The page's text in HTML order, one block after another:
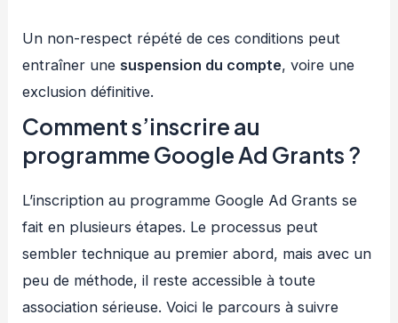
Un non-respect répété de ces conditions peut
entraîner une suspension du compte, voire une
exclusion définitive.
Comment s’inscrire au
programme Google Ad Grants ?
L’inscription au programme Google Ad Grants se
fait en plusieurs étapes. Le processus peut
sembler technique au premier abord, mais avec un
peu de méthode, il reste accessible à toute
association sérieuse. Voici le parcours à suivre